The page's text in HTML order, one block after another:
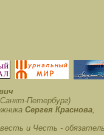
Петербург)
Сергея Краснова,
и Честь -